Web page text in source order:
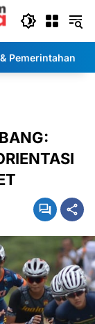
Pemerintahan